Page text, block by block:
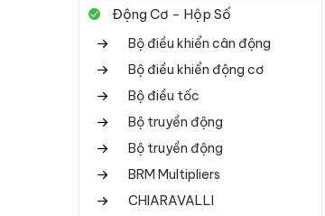
Động Cơ - Hộp Số
Bộ điều khiển cân động
Bộ điều khiển động cơ
Bộ điều tốc
Bộ truyền động
Bộ truyền động
BRM Multipliers
CHIARAVALLI